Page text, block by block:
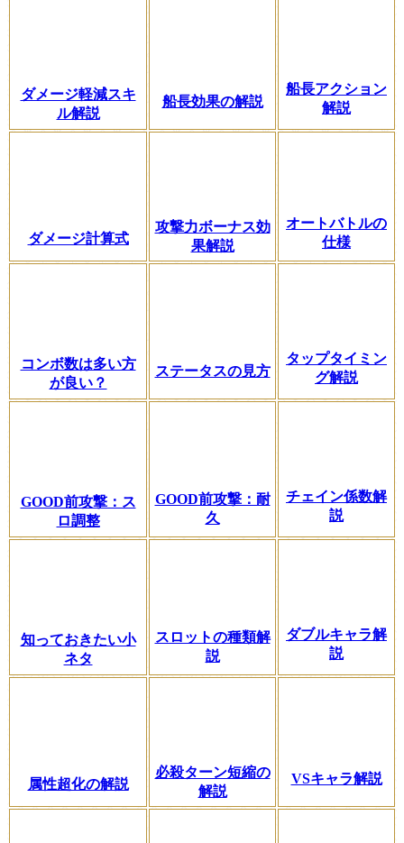
ダメージ軽減スキ
ル解説
船長効果の解説
船長アクション
解説
ダメージ計算式
攻撃力ボーナス効
果解説
オートバトルの
仕様
コンボ数は多い方
が良い？
ステータスの見方
タップタイミン
グ解説
GOOD前攻撃：ス
ロ調整
GOOD前攻撃：耐
久
チェイン係数解
説
知っておきたい小
ネタ
スロットの種類解
説
ダブルキャラ解
説
属性超化の解説
必殺ターン短縮の
解説
VSキャラ解説